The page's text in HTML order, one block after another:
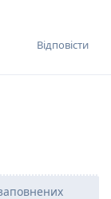
Відповісти